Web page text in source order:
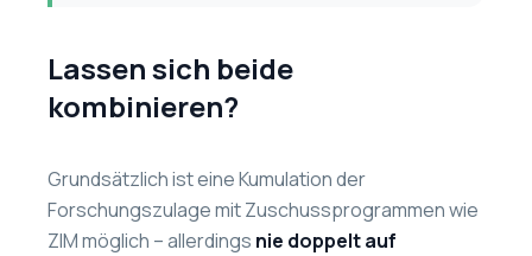
Lassen sich beide
kombinieren?
Grundsätzlich ist eine Kumulation der
Forschungszulage mit Zuschussprogrammen wie
ZIM möglich – allerdings nie doppelt auf